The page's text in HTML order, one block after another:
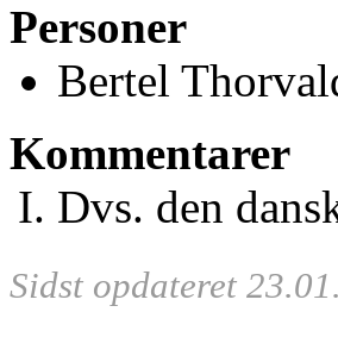
Personer
Bertel
Kommentarer
Dvs. den
Sidst opdateret